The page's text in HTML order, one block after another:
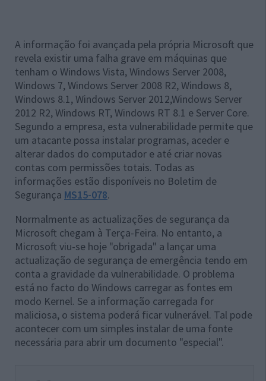
A informação foi avançada pela própria Microsoft que
revela existir uma falha grave em máquinas que
tenham o Windows Vista, Windows Server 2008,
Windows 7, Windows Server 2008 R2, Windows 8,
Windows 8.1, Windows Server 2012,Windows Server
2012 R2, Windows RT, Windows RT 8.1 e Server Core.
Segundo a empresa, esta vulnerabilidade permite que
um atacante possa instalar programas, aceder e
alterar dados do computador e até criar novas
contas com permissões totais. Todas as
informações estão disponíveis no Boletim de
Segurança MS15-078.
Normalmente as actualizações de segurança da
Microsoft chegam à Terça-Feira. No entanto, a
Microsoft viu-se hoje "obrigada" a lançar uma
actualização de segurança de emergência tendo em
conta a gravidade da vulnerabilidade. O problema
está no facto do Windows carregar as fontes em
modo Kernel. Se a informação carregada for
maliciosa, o sistema poderá ficar vulnerável. Tal pode
acontecer com um simples instalar de uma fonte
necessária para abrir um documento "especial".